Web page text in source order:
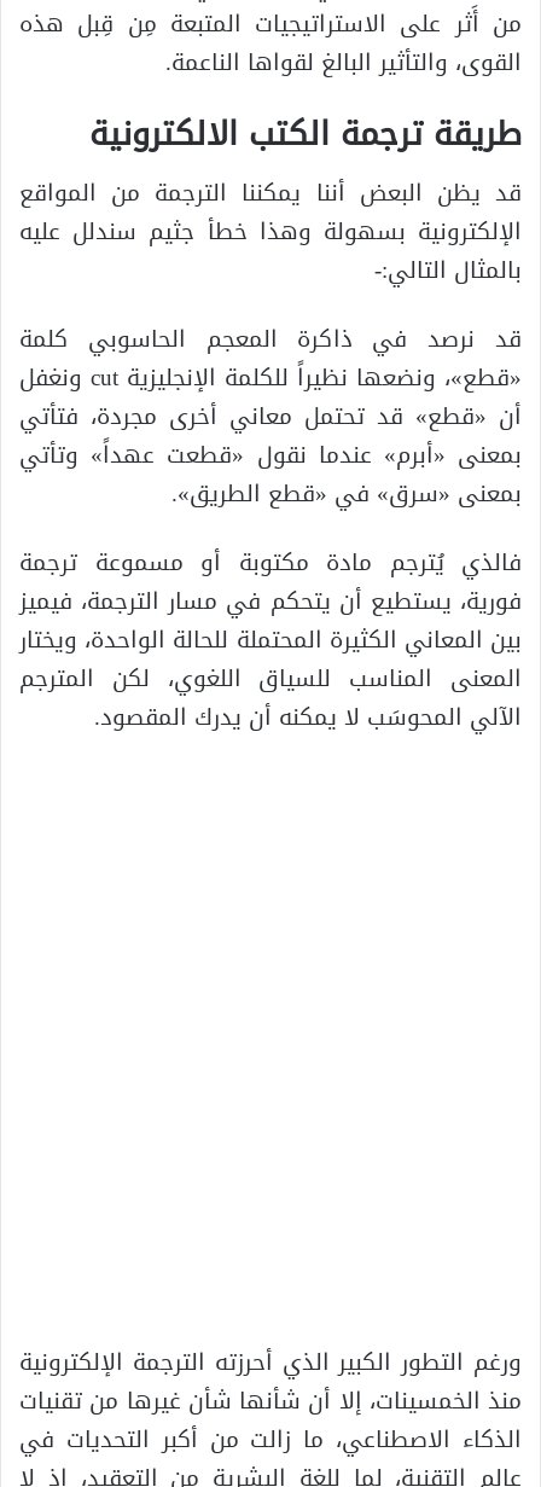
من أَثر على الاستراتيجيات المتبعة مِن قِبل هذه
القوى، والتأثير البالغ لقواها الناعمة.
طريقة ترجمة الكتب الالكترونية
قد يظن البعض أننا يمكننا الترجمة من المواقع
الإلكترونية بسهولة وهذا خطأ جثيم سندلل عليه
بالمثال التالي:-
قد نرصد في ذاكرة المعجم الحاسوبي كلمة
«قطع»، ونضعها نظيراً للكلمة الإنجليزية cut ونغفل
أن «قطع» قد تحتمل معاني أخرى مجردة، فتأتي
بمعنى «أبرم» عندما نقول «قطعت عهداً» وتأتي
بمعنى «سرق» في «قطع الطريق».
فالذي يُترجم مادة مكتوبة أو مسموعة ترجمة
فورية، يستطيع أن يتحكم في مسار الترجمة، فيميز
بين المعاني الكثيرة المحتملة للحالة الواحدة، ويختار
المعنى المناسب للسياق اللغوي، لكن المترجم
الآلي المحوسَب لا يمكنه أن يدرك المقصود.
ورغم التطور الكبير الذي أحرزته الترجمة الإلكترونية
منذ الخمسينات، إلا أن شأنها شأن غيرها من تقنيات
الذكاء الاصطناعي، ما زالت من أكبر التحديات في
عالم التقنية، لما للغة البشرية من التعقيد، إذ لا